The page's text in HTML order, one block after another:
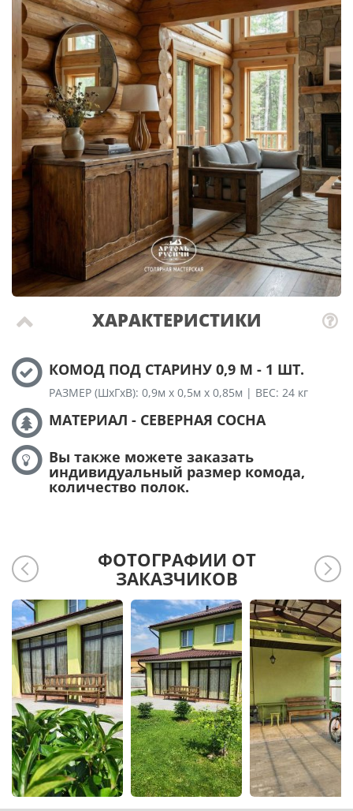
ХАРАКТЕРИСТИКИ
КОМОД ПОД СТАРИНУ 0,9 М - 1 ШТ.
РАЗМЕР (ШхГхВ): 0,9м х 0,5м х 0,85м | ВЕС: 24 кг
МАТЕРИАЛ - СЕВЕРНАЯ СОСНА
Вы также можете заказать
индивидуальный размер комода,
количество полок.
ФОТОГРАФИИ ОТ
ЗАКАЗЧИКОВ